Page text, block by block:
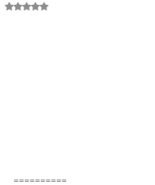
5つ星のうちNaNと評価されています。
==========